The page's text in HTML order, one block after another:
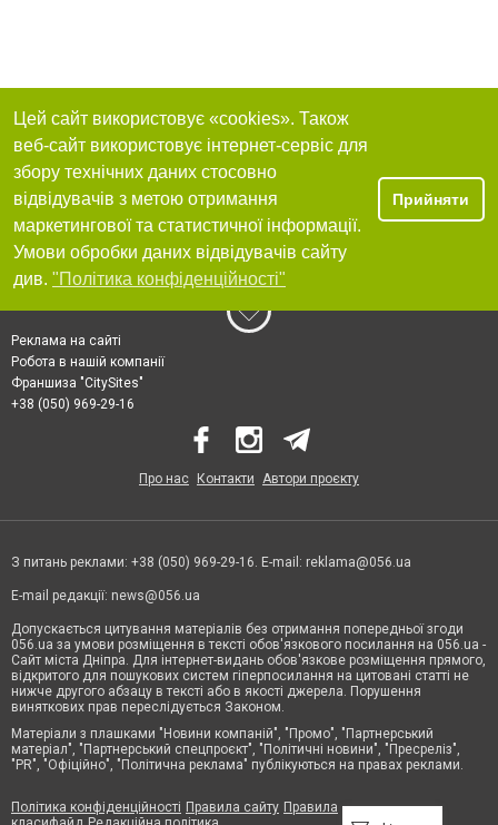
Цей сайт використовує «cookies». Також
веб-сайт використовує інтернет-сервіс для
збору технічних даних стосовно
відвідувачів з метою отримання
маркетингової та статистичної інформації.
Умови обробки даних відвідувачів сайту
див. "Політика конфіденційності"
Прийняти
Реклама на сайті
Робота в нашій компанії
Франшиза "CitySites"
+38 (050) 969-29-16
Про нас Контакти Автори проєкту
З питань реклами: +38 (050) 969-29-16. E-mail: reklama@056.ua
E-mail редакції: news@056.ua
Допускається цитування матеріалів без отримання попередньої згоди
056.ua за умови розміщення в тексті обов'язкового посилання на 056.ua -
Сайт міста Дніпра. Для інтернет-видань обов'язкове розміщення прямого,
відкритого для пошукових систем гіперпосилання на цитовані статті не
нижче другого абзацу в тексті або в якості джерела. Порушення
виняткових прав переслідується Законом.
Матеріали з плашками "Новини компаній", "Промо", "Партнерський
матеріал", "Партнерський спецпроєкт", "Політичні новини", "Пресреліз",
"PR", "Офіційно", "Політична реклама" публікуються на правах реклами.
Політика конфіденційності Правила сайту Правила